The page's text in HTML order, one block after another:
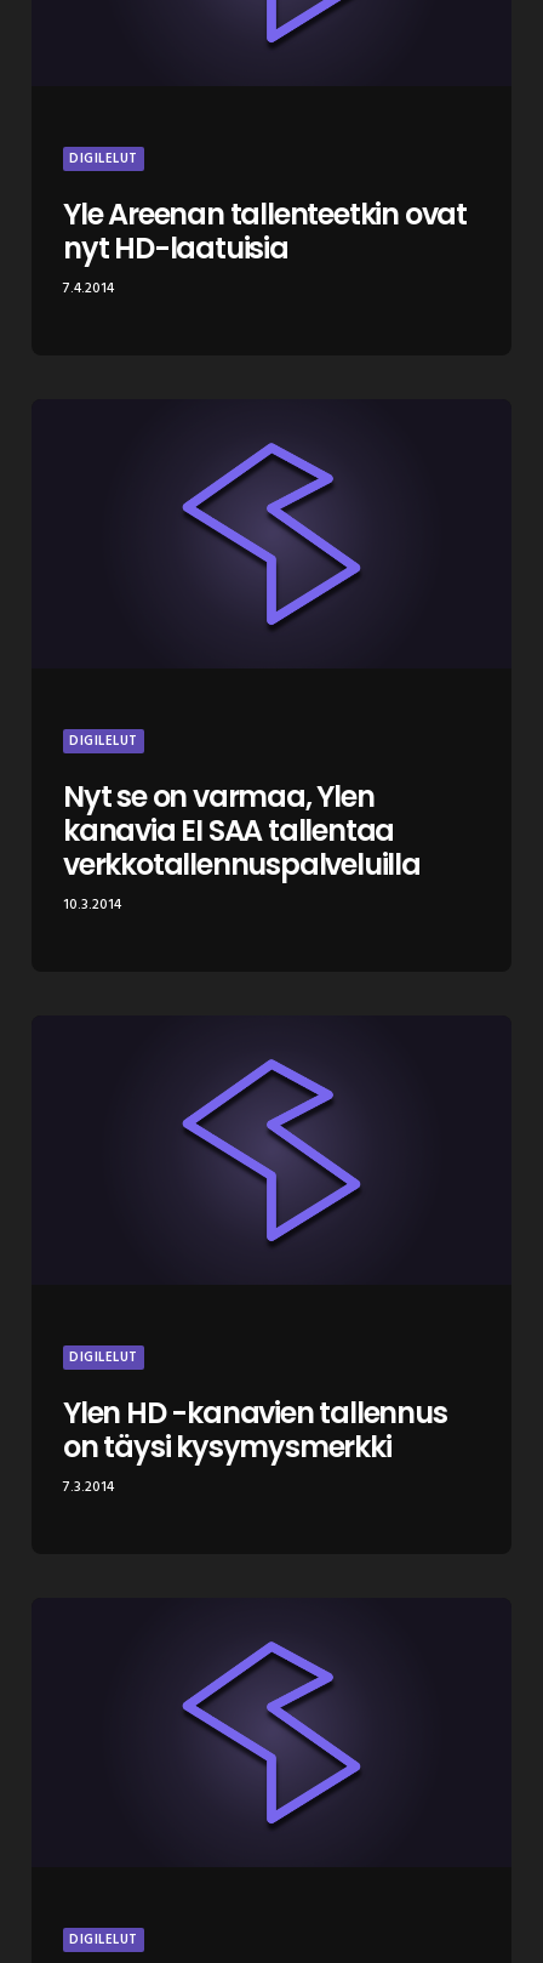
DIGILELUT
Yle Areenan tallenteetkin ovat
nyt HD-laatuisia
7.4.2014
DIGILELUT
Nyt se on varmaa, Ylen
kanavia EI SAA tallentaa
verkkotallennuspalveluilla
10.3.2014
DIGILELUT
Ylen HD -kanavien tallennus
on täysi kysymysmerkki
7.3.2014
DIGILELUT